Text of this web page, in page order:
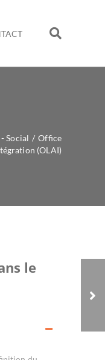
Social / Office
(OLAI)
DJEPVA
le